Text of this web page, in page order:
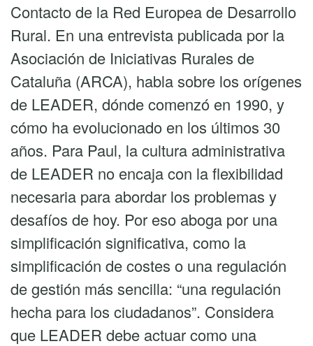
Contacto de la Red Europea de Desarrollo
Rural. En una entrevista publicada por la
Asociación de Iniciativas Rurales de
Cataluña (ARCA), habla sobre los orígenes
de LEADER, dónde comenzó en 1990, y
cómo ha evolucionado en los últimos 30
años. Para Paul, la cultura administrativa
de LEADER no encaja con la flexibilidad
necesaria para abordar los problemas y
desafíos de hoy. Por eso aboga por una
simplificación significativa, como la
simplificación de costes o una regulación
de gestión más sencilla: “una regulación
hecha para los ciudadanos”. Considera
que LEADER debe actuar como una